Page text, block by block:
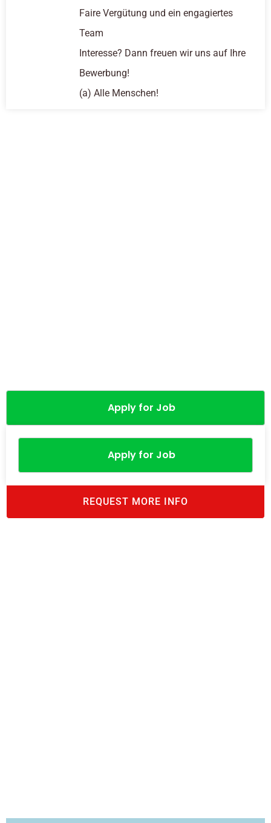
Faire Vergütung und ein engagiertes
Team
Interesse? Dann freuen wir uns auf Ihre
Bewerbung!
(a) Alle Menschen!
Apply for Job
Apply for Job
REQUEST MORE INFO